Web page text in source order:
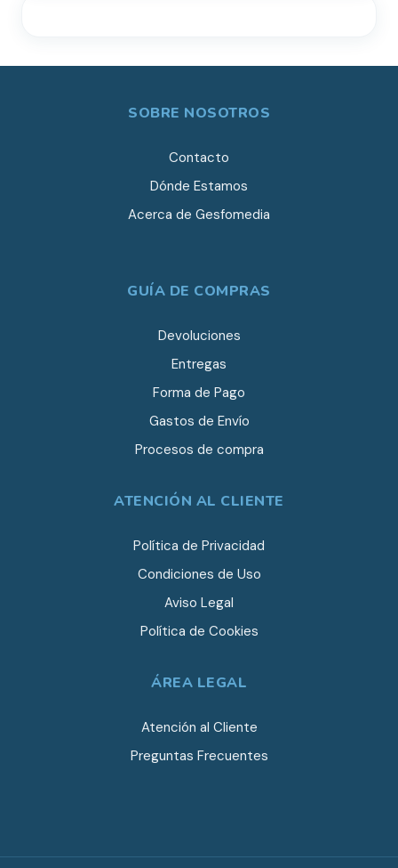
SOBRE NOSOTROS
Contacto
Dónde Estamos
Acerca de Gesfomedia
GUÍA DE COMPRAS
Devoluciones
Entregas
Forma de Pago
Gastos de Envío
Procesos de compra
ATENCIÓN AL CLIENTE
Política de Privacidad
Condiciones de Uso
Aviso Legal
Política de Cookies
ÁREA LEGAL
Atención al Cliente
Preguntas Frecuentes